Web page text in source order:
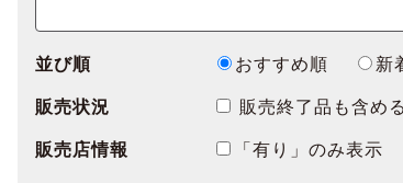
並び順 おすすめ順 新
販売状況
販売終了品も含める
販売店情報
「有り」のみ表示